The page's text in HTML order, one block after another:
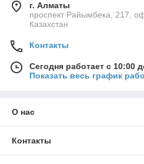
г. Алматы
проспект Райымбека, 217,
Казахстан
Контакты
Сегодня работает с 10:00
Показать весь график
О нас
Контакты